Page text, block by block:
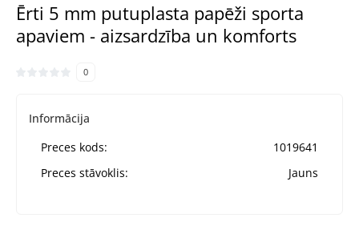
Ērti 5 mm putuplasta papēži sporta
apaviem - aizsardzība un komforts
0
Informācija
Preces kods:
1019641
Preces stāvoklis:
Jauns